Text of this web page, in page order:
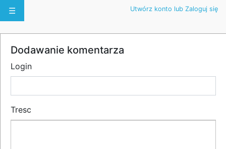
☰ Utwórz konto lub Zaloguj się
Dodawanie komentarza
Login
Tresc